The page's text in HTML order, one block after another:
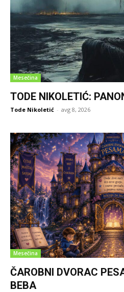
Mesečina
TODE NIKOLETIĆ:
Tode Nikoletić - avg 8, 2026
Mesečina
ČAROBNI DVORAC
BEBA